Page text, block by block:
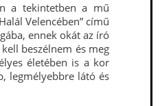
a tekintetben a mű
Velencében” című
ennek okát az író
beszélnem és meg
életében is a kor
legmélyebbre látó és